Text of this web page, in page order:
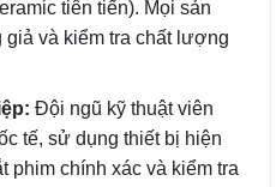
tiên tiến). Mọi sản
giả và kiểm tra chất lượng
Đội ngũ kỹ thuật viên
tế, sử dụng thiết bị hiện
phim chính xác và kiểm tra